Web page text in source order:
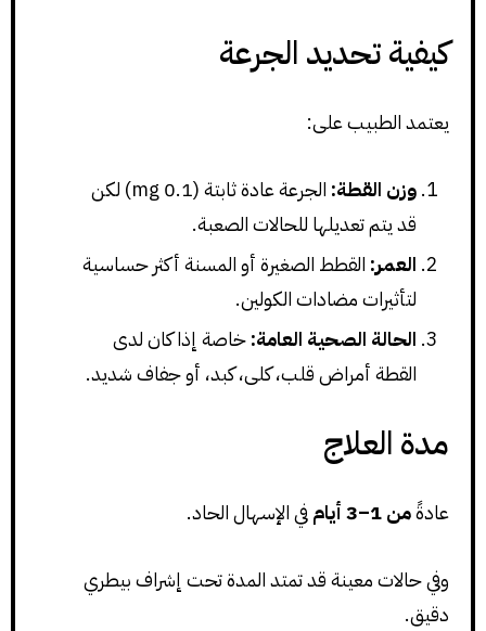
كيفية تحديد الجرعة
يعتمد الطبيب على:
وزن القطة:
الجرعة عادة ثابتة (0.1 mg) لكن
قد يتم تعديلها للحالات الصعبة.
العمر: القطط الصغيرة أو المسنة أكثر حساسية
لتأثيرات مضادات الكولين.
الحالة الصحية العامة:خاصة إذا كان لدى
القطة أمراض قلب، كلى، كبد، أو جفاف شديد.
مدة العلاج
عادةًمن 1–3 أيام في الإسهال الحاد.
وفي حالات معينة قد تمتد المدة تحت إشراف بيطري
دقيق.